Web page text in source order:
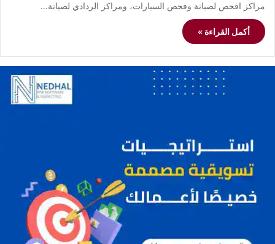
مراكز افحص لصيانة وفحص السيارات، ومراكز الردادي لصيانة…
أكمل القراءة »